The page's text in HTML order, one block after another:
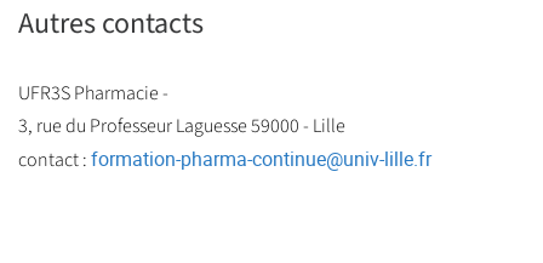
Autres contacts
UFR3S Pharmacie -
3, rue du Professeur Laguesse 59000 - Lille
contact :formation-pharma-continue@univ-lille.fr